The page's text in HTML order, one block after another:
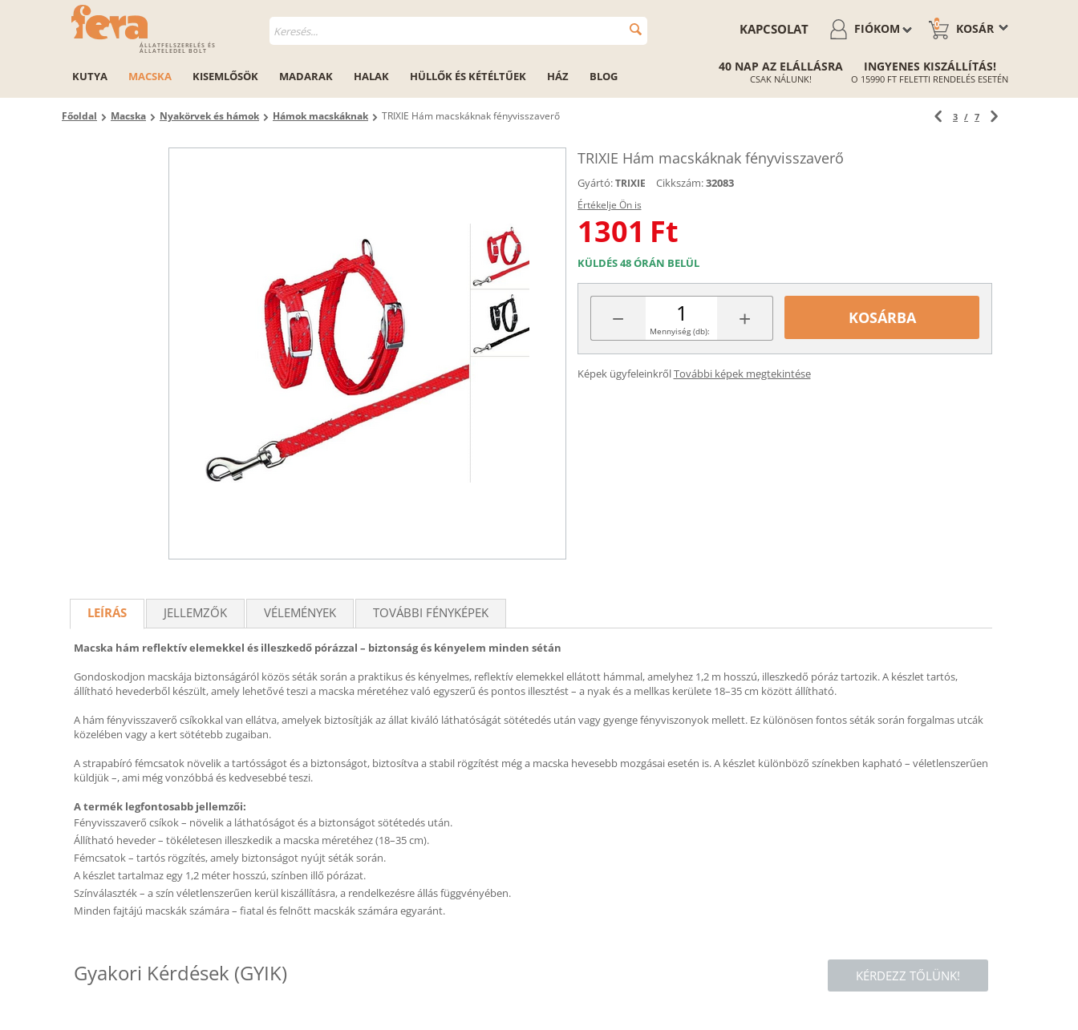
ÁLLATFELSZERELÉS ÉS
ÁLLATELEDEL BOLT
KOSÁR
0
FIÓKOM
KAPCSOLAT
KUTYA MACSKA KISEMLŐSÖK MADARAK HALAK HÜLLŐK ÉS KÉTÉLTŰEK HÁZ BLOG
40 NAP AZ ELÁLLÁSRA
CSAK NÁLUNK!
INGYENES KISZÁLLÍTÁS!
O 15990 FT FELETTI RENDELÉS ESETÉN
Főoldal Macska Nyakörvek és hámok Hámok macskáknak TRIXIE Hám macskáknak fényvisszaverő 3 / 7
TRIXIE Hám macskáknak fényvisszaverő
Gyártó: TRIXIE Cikkszám:32083
Értékelje Ön is
1301 Ft
KÜLDÉS 48 ÓRÁN BELÜL
− +
Mennyiség (db):
KOSÁRBA
Képek ügyfeleinkrőlTovábbi képek megtekintése
LEÍRÁS JELLEMZŐK VÉLEMÉNYEK TOVÁBBI FÉNYKÉPEK
Macska hám reflektív elemekkel és illeszkedő pórázzal – biztonság és kényelem minden sétán
Gondoskodjon macskája biztonságáról közös séták során a praktikus és kényelmes, reflektív elemekkel ellátott hámmal, amelyhez 1,2 m hosszú, illeszkedő póráz tartozik. A készlet tartós,
állítható hevederből készült, amely lehetővé teszi a macska méretéhez való egyszerű és pontos illesztést – a nyak és a mellkas kerülete 18–35 cm között állítható.
A hám fényvisszaverő csíkokkal van ellátva, amelyek biztosítják az állat kiváló láthatóságát sötétedés után vagy gyenge fényviszonyok mellett. Ez különösen fontos séták során forgalmas utcák
közelében vagy a kert sötétebb zugaiban.
A strapabíró fémcsatok növelik a tartósságot és a biztonságot, biztosítva a stabil rögzítést még a macska hevesebb mozgásai esetén is. A készlet különböző színekben kapható – véletlenszerűen
küldjük –, ami még vonzóbbá és kedvesebbé teszi.
A termék legfontosabb jellemzői:
Fényvisszaverő csíkok – növelik a láthatóságot és a biztonságot sötétedés után.
Állítható heveder – tökéletesen illeszkedik a macska méretéhez (18–35 cm).
Fémcsatok – tartós rögzítés, amely biztonságot nyújt séták során.
A készlet tartalmaz egy 1,2 méter hosszú, színben illő pórázat.
Színválaszték – a szín véletlenszerűen kerül kiszállításra, a rendelkezésre állás függvényében.
Minden fajtájú macskák számára – fiatal és felnőtt macskák számára egyaránt.
KÉRDEZZ TŐLÜNK!
Gyakori Kérdések (GYIK)